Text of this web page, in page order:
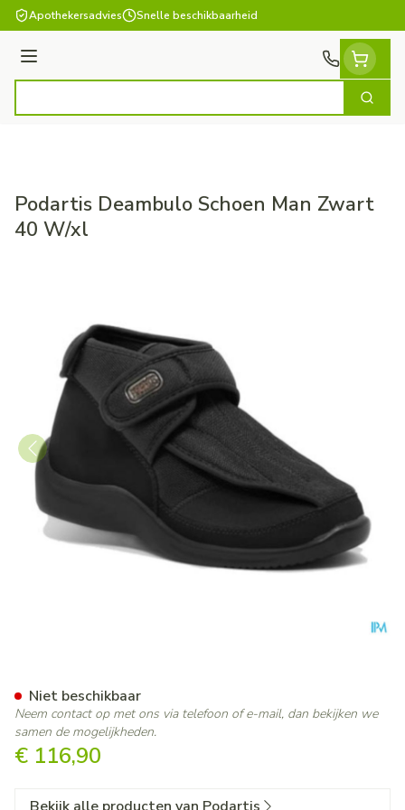
Ga naar de inhoud
Apothekersadvies Snelle beschikbaarheid
Menu
Zoek
Podartis Deambulo Schoen Man Zwart
40 W/xl
€ 116,90
Niet beschikbaar
Neem contact op met ons via telefoon of e-mail, dan bekijken we
samen de mogelijkheden.